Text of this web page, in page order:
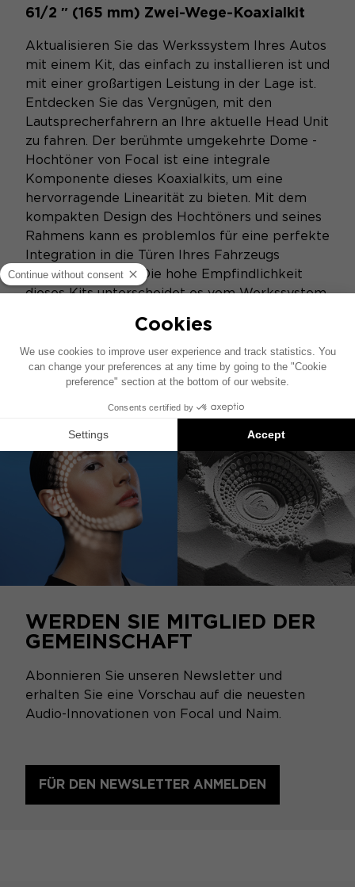
61/2 ″ (165 mm) Zwei-Wege-Koaxialkit
Aktualisieren Sie das Werkssystem Ihres Autos
mit einem Kit, das einfach zu installieren ist und
mit einer großartigen Leistung in der Lage ist.
Entdecken Sie das Vergnügen, mit den
Lautsprecherfahrern an Ihre aktuelle Head Unit
zu fahren. Der berühmte umgekehrte Dome -
Hochtöner von Focal ist eine integrale
Komponente dieses Koaxialkits, um eine
hervorragende Linearität zu bieten. Mit dem
kompakten Design des Hochtöners und seines
Rahmens kann es problemlos für eine perfekte
Integration in die Türen Ihres Fahrzeugs
montiert werden. Die hohe Empfindlichkeit
dieses Kits unterscheidet es vom Werkssystem
Kopfeinheit. Der Auditor macht Technologie -
Fokus für alle zugänglich!
Dieses Produkt ist nicht mehr erhältlich
WERDEN SIE MITGLIED DER
GEMEINSCHAFT
Abonnieren Sie unseren Newsletter und
erhalten Sie eine Vorschau auf die neuesten
Audio-Innovationen von Focal und Naim.
FÜR DEN NEWSLETTER ANMELDEN